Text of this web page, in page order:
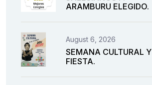
ARAMBURU ELEGIDO.
August 6, 2026
SEMANA CULTURAL Y
FIESTA.